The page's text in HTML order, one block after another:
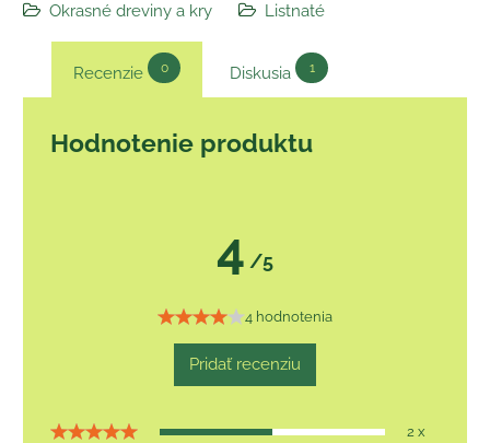
Okrasné dreviny a kry Listnaté
Recenzie 0 Diskusia 1
Hodnotenie produktu
4 /5
4 hodnotenia
Pridať recenziu
2 x